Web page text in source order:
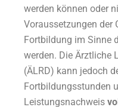
werden können oder
Voraussetzungen der
Fortbildung im Sinne
werden. Die Ärztliche
(ÄLRD) kann jedoch
Fortbildungsstunden
Leistungsnachweis